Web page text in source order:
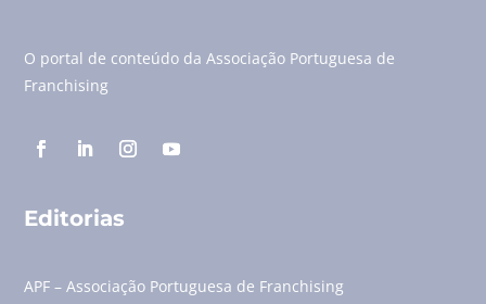
O portal de conteúdo da Associação Portuguesa de
Franchising
Editorias
APF – Associação Portuguesa de Franchising